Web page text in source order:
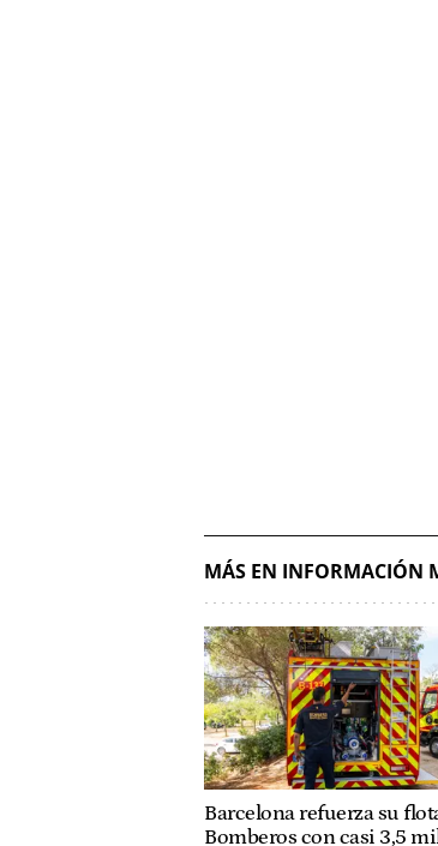
MÁS EN INFORMACIÓN
Barcelona refuerza su
Bomberos con casi 3,5